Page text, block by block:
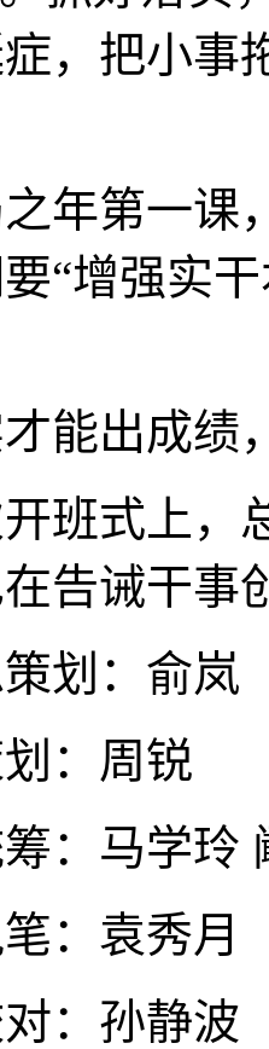
，把小事
第一课，
“增强实
出成绩
式上，总
告诫干事
策划：俞岚
：周锐
马学玲
袁秀月
孙静波